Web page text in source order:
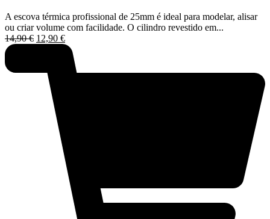
A escova térmica profissional de 25mm é ideal para modelar, alisar
ou criar volume com facilidade. O cilindro revestido em...
14,90€ O
14,90 €.
12,90 €O
preço
atual